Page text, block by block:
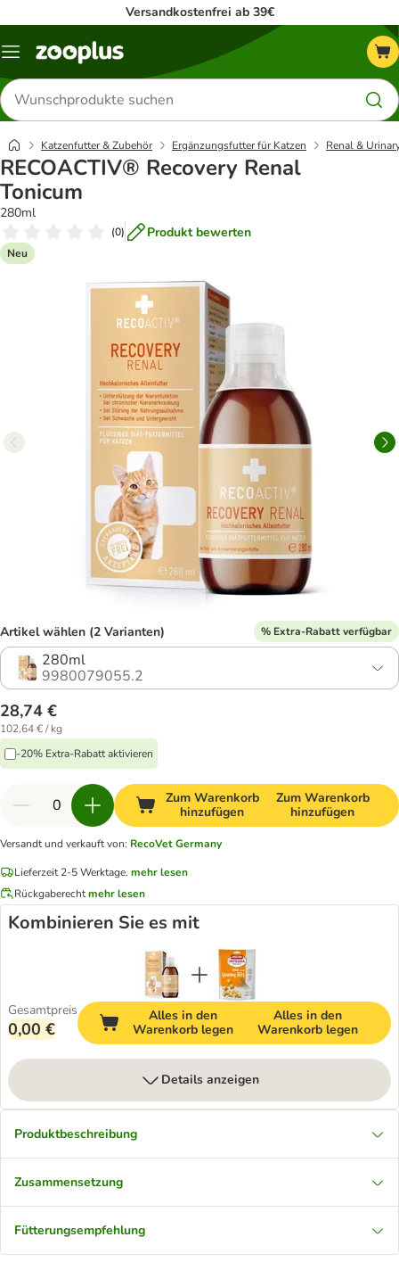
Versandkostenfrei ab 39€
Menü
Produkte
suchen
Katzenfutter & Zubehör Ergänzungsfutter für Katzen Renal &
RECOACTIV® Recovery Renal
Tonicum
280ml
(0) Produkt bewerten
Neu
Artikel wählen (2 Varianten) % Extra-Rabatt verfügbar
280ml
9980079055.2
28,74 €
102,64 € / kg
-20% Extra-Rabatt aktivieren
Zum Warenkorb
hinzufügen
Zum Warenkorb
hinzufügen
Versandt und verkauft von: RecoVet Germany
Lieferzeit 2-5 Werktage. mehr lesen
Rückgaberechtmehr lesen
Kombinieren Sie es mit
Gesamtpreis
0,00 €
Alles in den
Warenkorb legen
Alles in den
Warenkorb legen
Details anzeigen
Produktbeschreibung
Zusammensetzung
Fütterungsempfehlung